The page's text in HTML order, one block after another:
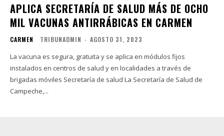
APLICA SECRETARÍA DE SALUD MÁS DE OCHO
MIL VACUNAS ANTIRRÁBICAS EN CARMEN
CARMEN TRIBUNADMIN - AGOSTO 31, 2023
La vacuna es segura, gratuita y se aplica en módulos fijos
instalados en centros de salud y en localidades a través de
brigadas móviles Secretaría de salud La Secretaría de Salud de
Campeche,...